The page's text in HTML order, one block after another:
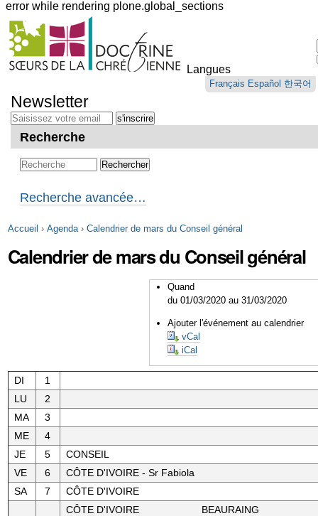
error while rendering plone.global_sections
Outils
personnels
Langues
Français Español 한국어
au
contenu.
Aller
navigation
Newsletter
Recherche
Recherche avancée…
Accueil › Agenda › Calendrier de mars du Conseil général
Calendrier de mars du Conseil général
Quand
du 01/03/2020 au 31/03/2020
Ajouter l'événement au calendrier
vCal
iCal
DI
1
LU
2
MA
3
ME
4
JE
5
CONSEIL
VE
6
CÔTE D'IVOIRE - Sr Fabiola
SA
7 CÔTE D'IVOIRE
CÔTE D'IVOIRE BEAURAING